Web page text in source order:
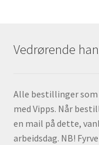
Vedrørende
Alle bestillinger
med Vipps. Når
en mail på dette,
arbeidsdag. NB!